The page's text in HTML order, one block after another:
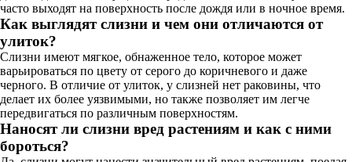
часто выходят на поверхность после дождя или в ночное время.
Как выглядят слизни и чем они отличаются от
улиток?
Слизни имеют мягкое, обнаженное тело, которое может
варьироваться по цвету от серого до коричневого и даже
черного. В отличие от улиток, у слизней нет раковины, что
делает их более уязвимыми, но также позволяет им легче
передвигаться по различным поверхностям.
Наносят ли слизни вред растениям и как с ними
бороться?